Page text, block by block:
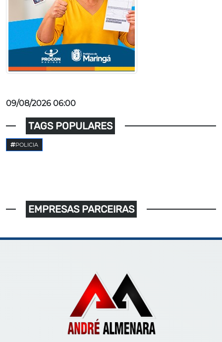
09/08/2026 06:00
TAGS POPULARES
POLICIA
EMPRESAS PARCEIRAS